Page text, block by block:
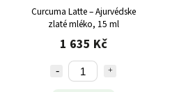
Curcuma Latte – Ajurvédske
zlaté mléko, 15 ml
1 635 Kč